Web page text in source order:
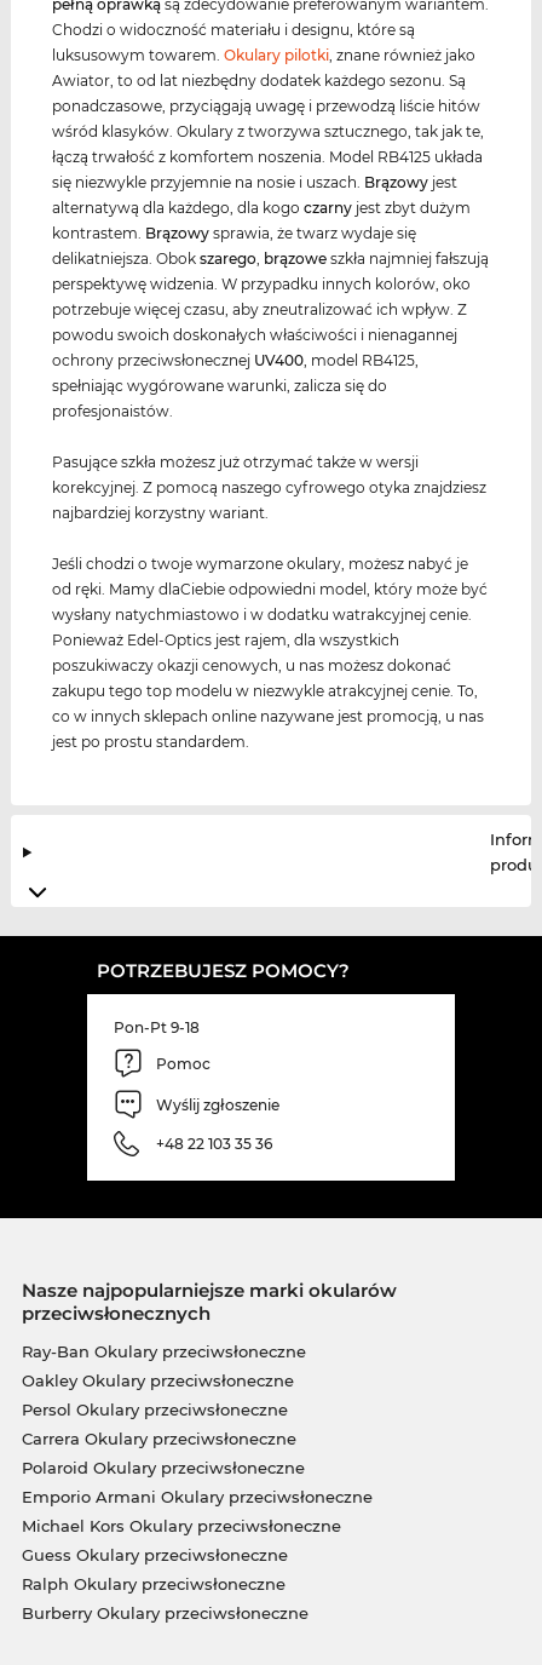
pełną oprawką są zdecydowanie preferowanym wariantem.
Chodzi o widoczność materiału i designu, które są
luksusowym towarem.Okulary pilotki, znane również jako
Awiator, to od lat niezbędny dodatek każdego sezonu. Są
ponadczasowe, przyciągają uwagę i przewodzą liście hitów
wśród klasyków. Okulary z tworzywa sztucznego, tak jak te,
łączą trwałość z komfortem noszenia. Model RB4125 układa
się niezwykle przyjemnie na nosie i uszach. Brązowy jest
alternatywą dla każdego, dla kogoczarny jest zbyt dużym
kontrastem. Brązowy sprawia, że twarz wydaje się
delikatniejsza. Obokszarego, brązowe szkła najmniej fałszują
perspektywę widzenia. W przypadku innych kolorów, oko
potrzebuje więcej czasu, aby zneutralizować ich wpływ. Z
powodu swoich doskonałych właściwości i nienagannej
ochrony przeciwsłonecznej UV400, model RB4125,
spełniając wygórowane warunki, zalicza się do
profesjonaistów.
Pasujące szkła możesz już otrzymać także w wersji
korekcyjnej. Z pomocą naszego cyfrowego otyka znajdziesz
najbardziej korzystny wariant.
Jeśli chodzi o twoje wymarzone okulary, możesz nabyć je
od ręki. Mamy dlaCiebie odpowiedni model, który może być
wysłany natychmiastowo i w dodatku watrakcyjnej cenie.
Ponieważ Edel-Optics jest rajem, dla wszystkich
poszukiwaczy okazji cenowych, u nas możesz dokonać
zakupu tego top modelu w niezwykle atrakcyjnej cenie. To,
co w innych sklepach online nazywane jest promocją, u nas
jest po prostu standardem.
POTRZEBUJESZ POMOCY?
Pon-Pt 9-18
Pomoc
Wyślij zgłoszenie
+48 22 103 35 36
Nasze najpopularniejsze marki okularów
przeciwsłonecznych
Ray-Ban Okulary przeciwsłoneczne
Oakley Okulary przeciwsłoneczne
Persol Okulary przeciwsłoneczne
Carrera Okulary przeciwsłoneczne
Polaroid Okulary przeciwsłoneczne
Emporio Armani Okulary przeciwsłoneczne
Michael Kors Okulary przeciwsłoneczne
Guess Okulary przeciwsłoneczne
Ralph Okulary przeciwsłoneczne
Burberry Okulary przeciwsłoneczne